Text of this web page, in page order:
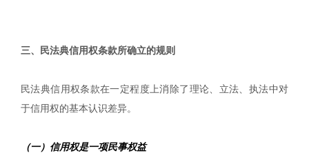
三、民法典信用权条款所确立的规则
民法典信用权条款在一定程度上消除了理论、立法、执法中对
于信用权的基本认识差异。
（一）信用权是一项民事权益